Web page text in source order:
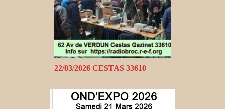
22/03/2026 CESTAS 33610